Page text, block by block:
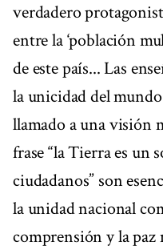
verdadero
entre la ‘población
de este país... Las
la unicidad del
llamado a una visión
frase “la Tierra es un
ciudadanos” son
la unidad nacional
comprensión y la paz